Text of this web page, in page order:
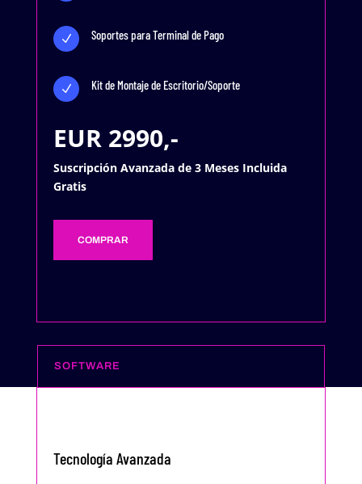
N Soportes para Terminal de Pago
N Kit de Montaje de Escritorio/Soporte
EUR 2990,-
Suscripción Avanzada de 3 Meses Incluida
Gratis
COMPRAR
SOFTWARE
Tecnología Avanzada